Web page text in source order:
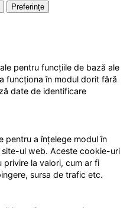
Preferințe
pentru funcțiile de bază ale
funcționa în modul dorit fără
date de identificare
pentru a înțelege modul în
ul web. Aceste cookie-uri
privire la valori, cum ar fi
sursa de trafic etc.